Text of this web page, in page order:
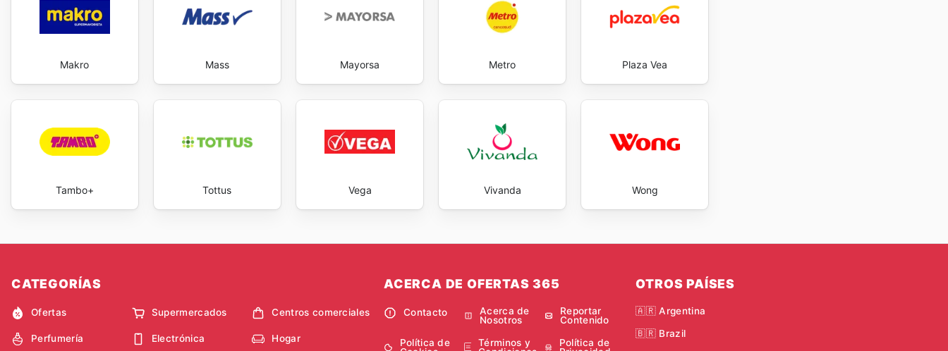
Makro Mass Mayorsa Metro Plaza Vea
Tambo+ Tottus Vega Vivanda Wong
CATEGORÍAS
Ofertas Supermercados Centros comerciales
Perfumería Electrónica Hogar
ACERCA DE OFERTAS 365
Contacto
Acerca de
Nosotros
Reportar
Contenido
Política de
Términos y
Política de
OTROS PAÍSES
🇦🇷 Argentina
🇧🇷 Brazil